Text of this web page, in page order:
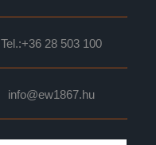
Tel.:+36 28 503 100
info@ew1867.hu